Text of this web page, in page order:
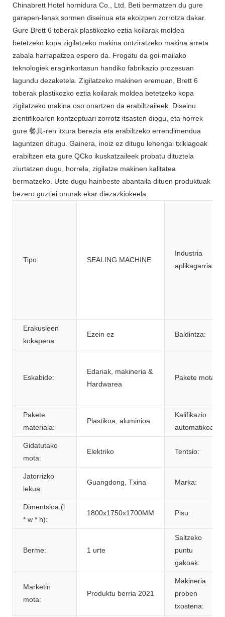
Chinabrett Hotel hornidura Co., Ltd. Beti bermatzen du gure
garapen-lanak sormen diseinua eta ekoizpen zorrotza dakar.
Gure Brett 6 toberak plastikozko eztia koilarak moldea
betetzeko kopa zigilatzeko makina ontziratzeko makina arreta
zabala harrapatzea espero da. Frogatu da goi-mailako
teknologiek eraginkortasun handiko fabrikazio prozesuan
lagundu dezaketela. Zigilatzeko makinen eremuan, Brett 6
toberak plastikozko eztia koilarak moldea betetzeko kopa
zigilatzeko makina oso onartzen da erabiltzaileek. Diseinu
zientifikoaren kontzeptuari zorrotz itsasten diogu, eta horrek
gure 餐具-ren itxura berezia eta erabiltzeko errendimendua
laguntzen ditugu. Gainera, inoiz ez ditugu lehengai txikiagoak
erabiltzen eta gure QCko ikuskatzaileek probatu dituztela
ziurtatzen dugu, horrela, zigilatze makinen kalitatea
bermatzeko. Uste dugu hainbeste abantaila dituen produktuak
bezero guztiei onurak ekar diezazkiokeela.
Tipo: SEALING MACHINE
Industria
aplikagarriak:
Erakusleen
kokapena:
Ezein ez Baldintza:
Eskabide:
Edariak, makineria &
Hardwarea
Pakete mota:
Pakete
materiala:
Plastikoa, aluminioa
Kalifikazio
automatikoa:
Gidatutako
mota:
Elektriko Tentsio:
Jatorrizko
lekua:
Guangdong, Txina Marka:
Dimentsioa (l
* w * h):
1800x1750x1700MM Pisu:
Berme: 1 urte
Saltzeko
puntu
gakoak:
Marketin
mota:
Produktu berria 2021
Makineria
proben
txostena: